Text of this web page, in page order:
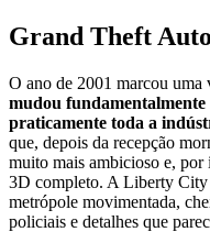
Grand Theft
O ano de 2001 marcou uma
mudou fundamentalmente
praticamente toda a
que, depois da recepção
muito mais ambicioso e,
3D completo. A Liberty City
metrópole movimentada,
policiais e detalhes que